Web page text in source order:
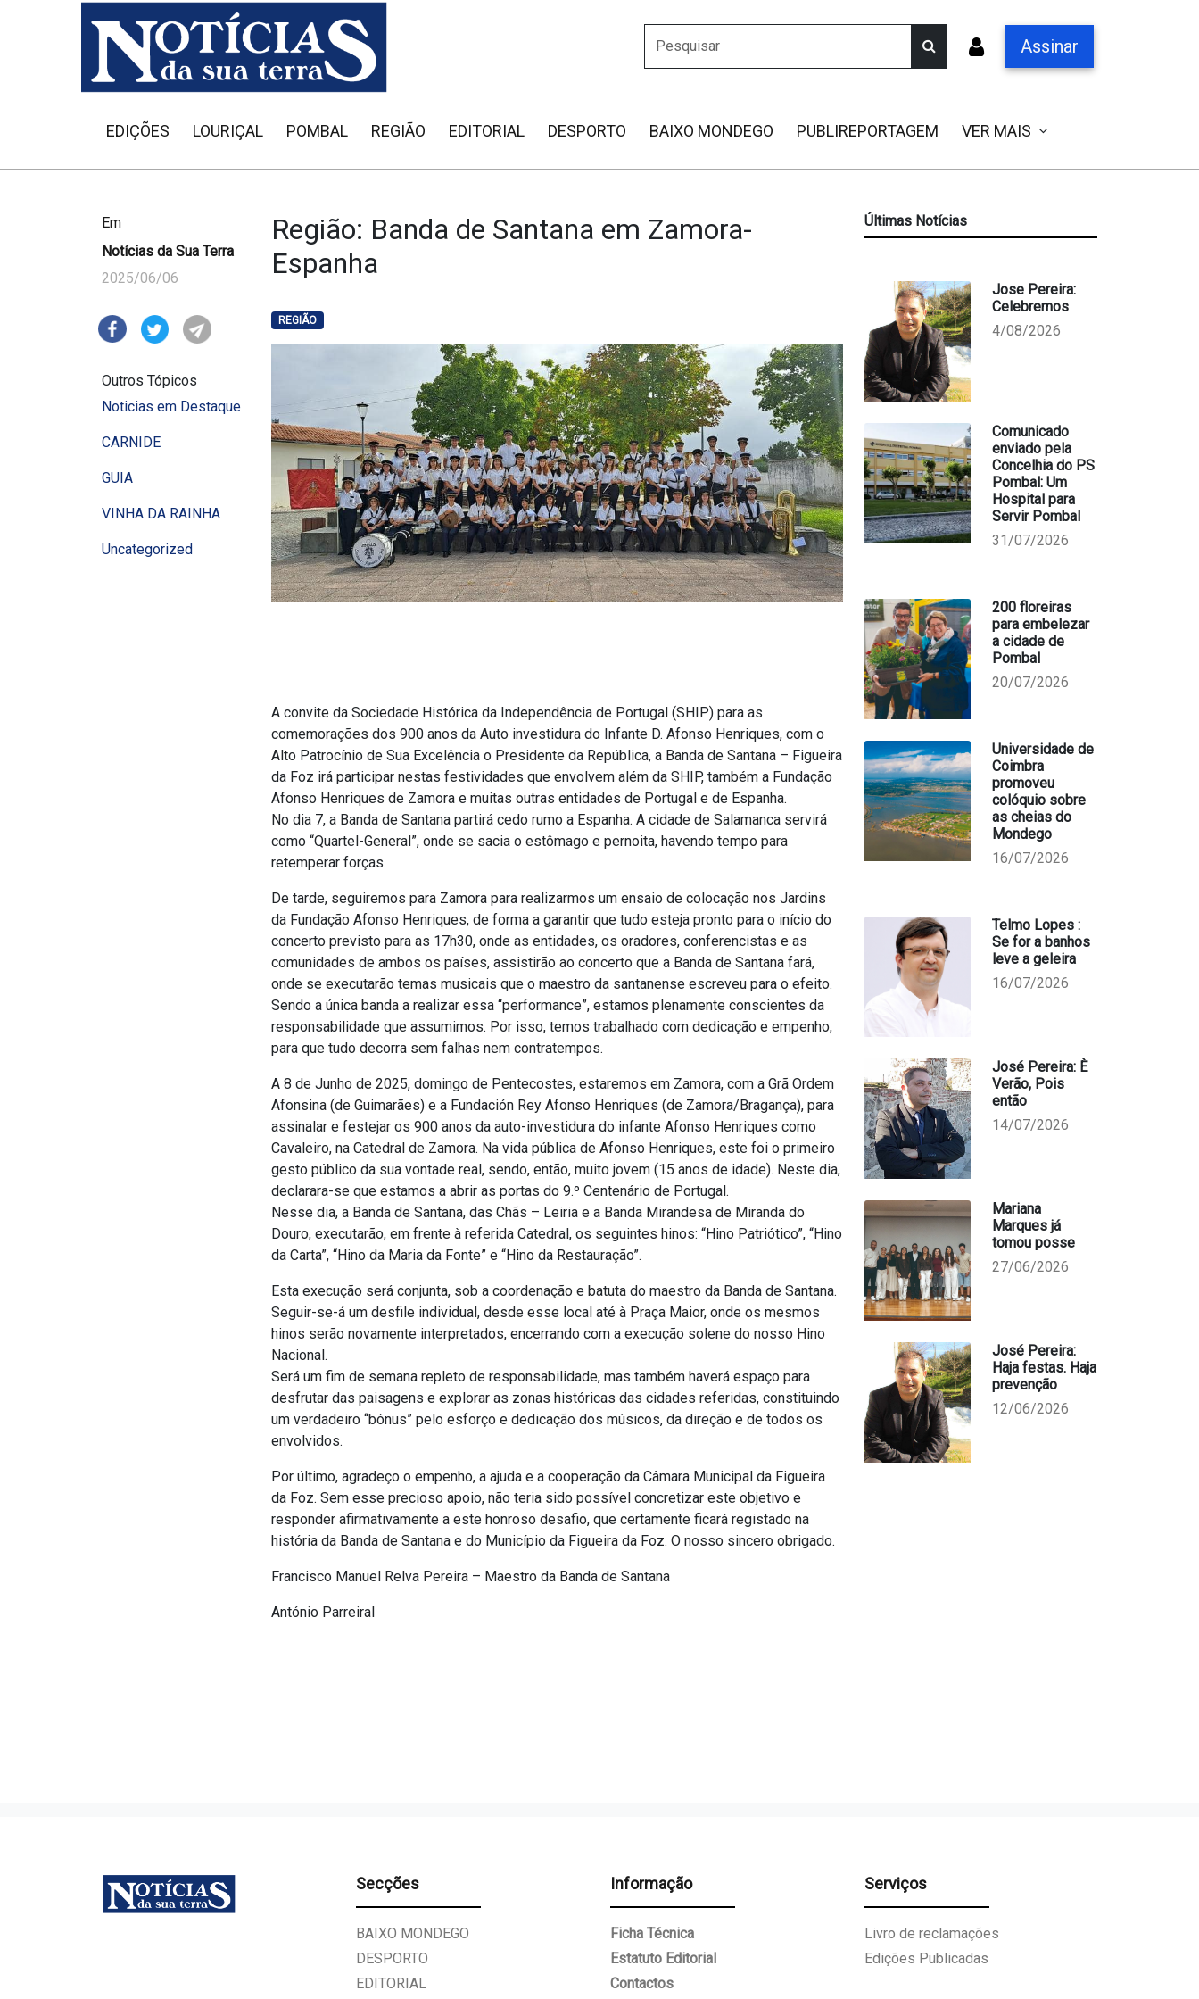
Assinar
EDIÇÕES LOURIÇAL POMBAL REGIÃO EDITORIAL DESPORTO BAIXO MONDEGO PUBLIREPORTAGEM VER MAIS
Em
Notícias da Sua Terra
2025/06/06
Outros Tópicos
Noticias em Destaque
CARNIDE
GUIA
VINHA DA RAINHA
Uncategorized
Região: Banda de Santana em Zamora-
Espanha
REGIÃO
A convite da Sociedade Histórica da Independência de Portugal (SHIP) para as
comemorações dos 900 anos da Auto investidura do Infante D. Afonso Henriques, com o
Alto Patrocínio de Sua Excelência o Presidente da República, a Banda de Santana – Figueira
da Foz irá participar nestas festividades que envolvem além da SHIP, também a Fundação
Afonso Henriques de Zamora e muitas outras entidades de Portugal e de Espanha.
No dia 7, a Banda de Santana partirá cedo rumo a Espanha. A cidade de Salamanca servirá
como “Quartel-General”, onde se sacia o estômago e pernoita, havendo tempo para
retemperar forças.
De tarde, seguiremos para Zamora para realizarmos um ensaio de colocação nos Jardins
da Fundação Afonso Henriques, de forma a garantir que tudo esteja pronto para o início do
concerto previsto para as 17h30, onde as entidades, os oradores, conferencistas e as
comunidades de ambos os países, assistirão ao concerto que a Banda de Santana fará,
onde se executarão temas musicais que o maestro da santanense escreveu para o efeito.
Sendo a única banda a realizar essa “performance”, estamos plenamente conscientes da
responsabilidade que assumimos. Por isso, temos trabalhado com dedicação e empenho,
para que tudo decorra sem falhas nem contratempos.
A 8 de Junho de 2025, domingo de Pentecostes, estaremos em Zamora, com a Grã Ordem
Afonsina (de Guimarães) e a Fundación Rey Afonso Henriques (de Zamora/Bragança), para
assinalar e festejar os 900 anos da auto-investidura do infante Afonso Henriques como
Cavaleiro, na Catedral de Zamora. Na vida pública de Afonso Henriques, este foi o primeiro
gesto público da sua vontade real, sendo, então, muito jovem (15 anos de idade). Neste dia,
declarara-se que estamos a abrir as portas do 9.º Centenário de Portugal.
Nesse dia, a Banda de Santana, das Chãs – Leiria e a Banda Mirandesa de Miranda do
Douro, executarão, em frente à referida Catedral, os seguintes hinos: “Hino Patriótico”, “Hino
da Carta”, “Hino da Maria da Fonte” e “Hino da Restauração”.
Esta execução será conjunta, sob a coordenação e batuta do maestro da Banda de Santana.
Seguir-se-á um desfile individual, desde esse local até à Praça Maior, onde os mesmos
hinos serão novamente interpretados, encerrando com a execução solene do nosso Hino
Nacional.
Será um fim de semana repleto de responsabilidade, mas também haverá espaço para
desfrutar das paisagens e explorar as zonas históricas das cidades referidas, constituindo
um verdadeiro “bónus” pelo esforço e dedicação dos músicos, da direção e de todos os
envolvidos.
Por último, agradeço o empenho, a ajuda e a cooperação da Câmara Municipal da Figueira
da Foz. Sem esse precioso apoio, não teria sido possível concretizar este objetivo e
responder afirmativamente a este honroso desafio, que certamente ficará registado na
história da Banda de Santana e do Município da Figueira da Foz. O nosso sincero obrigado.
Francisco Manuel Relva Pereira – Maestro da Banda de Santana
António Parreiral
Últimas Notícias
Jose Pereira:
Celebremos
4/08/2026
Comunicado
enviado pela
Concelhia do PS
Pombal: Um
Hospital para
Servir Pombal
31/07/2026
200 floreiras
para embelezar
a cidade de
Pombal
20/07/2026
Universidade de
Coimbra
promoveu
colóquio sobre
as cheias do
Mondego
16/07/2026
Telmo Lopes :
Se for a banhos
leve a geleira
16/07/2026
José Pereira: È
Verão, Pois
então
14/07/2026
Mariana
Marques já
tomou posse
27/06/2026
José Pereira:
Haja festas. Haja
prevenção
12/06/2026
Secções
BAIXO MONDEGO
DESPORTO
EDITORIAL
Informação
Ficha Técnica
Estatuto Editorial
Contactos
Serviços
Livro de reclamações
Edições Publicadas